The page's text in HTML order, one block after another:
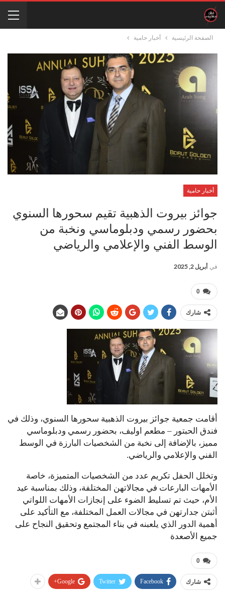
الصفحة الرئيسية أخبار حامية
أخبار حامية
جوائز بيروت الذهبية تقيم سحورها السنوي
بحضور رسمي ودبلوماسي ونخبة من
الوسط الفني والإعلامي والرياضي
في أبريل 2, 2025
0
شارك
أقامت جمعية جوائز بيروت الذهبية سحورها السنوي، وذلك في
فندق الحبتور – مطعم اوليف، بحضور رسمي ودبلوماسي
مميز، بالإضافة إلى نخبة من الشخصيات البارزة في الوسط
الفني والإعلامي والرياضي.
وتخلل الحفل تكريم عدد من الشخصيات المتميزة، خاصة
الأمهات البارعات في مجالاتهن المختلفة، وذلك بمناسبة عيد
الأم، حيث تم تسليط الضوء على إنجازات الأمهات اللواتي
أثبتن جدارتهن في مجالات العمل المختلفة، مع التأكيد على
أهمية الدور الذي يلعبنه في بناء المجتمع وتحقيق النجاح على
جميع الأصعدة
0
شارك Facebook
Twitter
Google+